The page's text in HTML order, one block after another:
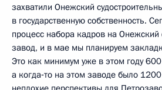
захватили Онежский
в государственную собственность.
процесс набора кадров на Онежский
завод, и в мае мы планируем
Это как минимум уже в этом году 600
а когда‑то на этом заводе было